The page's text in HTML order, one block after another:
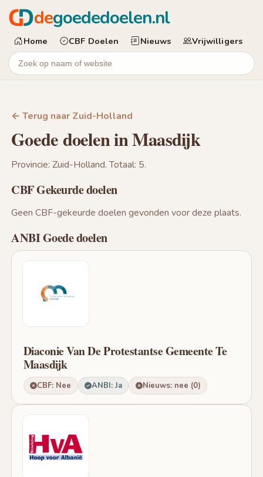
degoededoelen.nl
Home CBF Doelen Nieuws Vrijwilligers
← Terug naar Zuid-Holland
Goede doelen in Maasdijk
Provincie: Zuid-Holland. Totaal: 5.
CBF Gekeurde doelen
Geen CBF-gekeurde doelen gevonden voor deze plaats.
ANBI Goede doelen
Diaconie Van De Protestantse Gemeente Te
Maasdijk
CBF: Nee ANBI: Ja Nieuws: nee (0)